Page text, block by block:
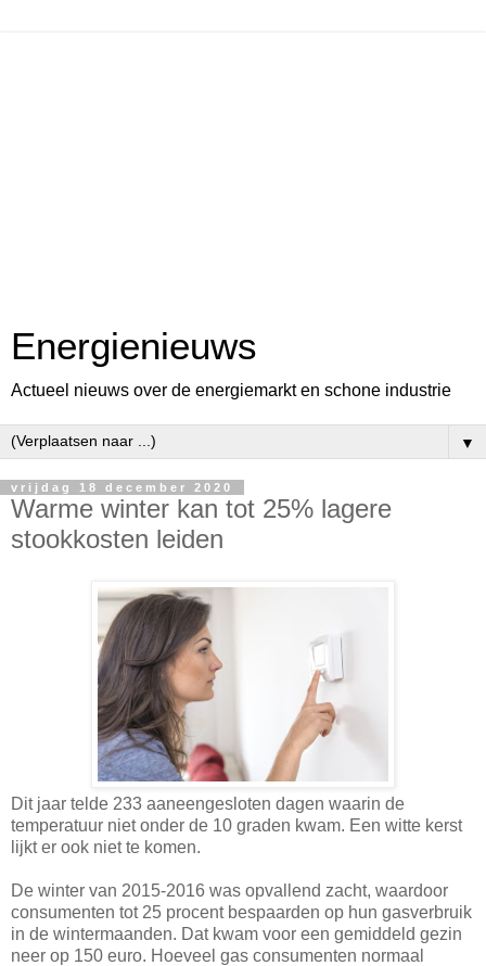
Energienieuws
Actueel nieuws over de energiemarkt en schone industrie
▼
vrijdag 18 december 2020
Warme winter kan tot 25% lagere
stookkosten leiden
Dit jaar telde 233 aaneengesloten dagen waarin de
temperatuur niet onder de 10 graden kwam. Een witte kerst
lijkt er ook niet te komen.
De winter van 2015-2016 was opvallend zacht, waardoor
consumenten tot 25 procent bespaarden op hun gasverbruik
in de wintermaanden. Dat kwam voor een gemiddeld gezin
neer op 150 euro. Hoeveel gas consumenten normaal